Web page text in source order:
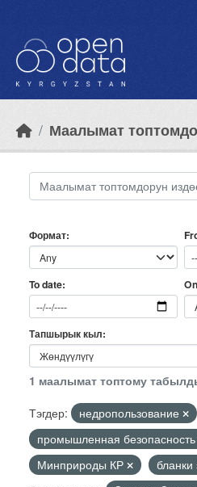
Маалымат
Формат
To date
Тапшырык кыл
1 маалымат топтому
Тэгдер:
недропользование
промышленная безопасность
Минприроды КР
бланки